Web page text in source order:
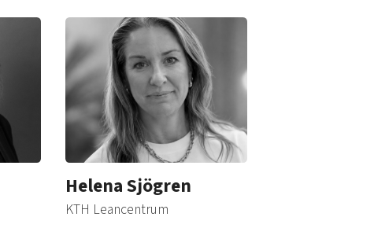
Helena Sjögren
KTH Leancentrum